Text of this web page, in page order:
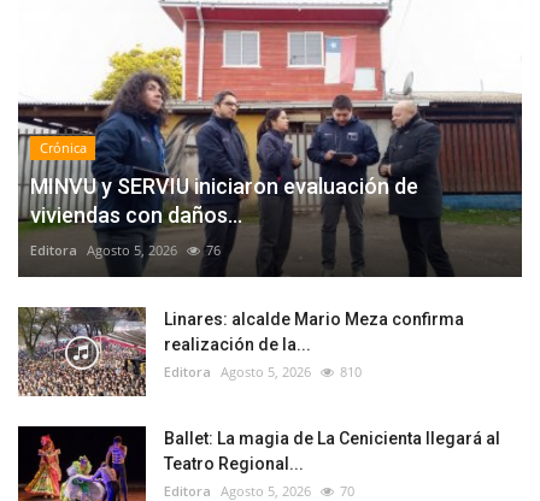
Crónica
MINVU y SERVIU iniciaron evaluación de
viviendas con daños...
Editora Agosto 5, 2026 76
Linares: alcalde Mario Meza confirma
realización de la...
Editora Agosto 5, 2026 810
Ballet: La magia de La Cenicienta llegará al
Teatro Regional...
Editora Agosto 5, 2026 70